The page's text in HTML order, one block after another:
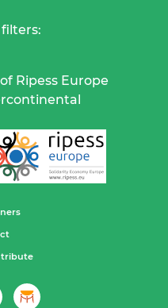
Ripess Europe